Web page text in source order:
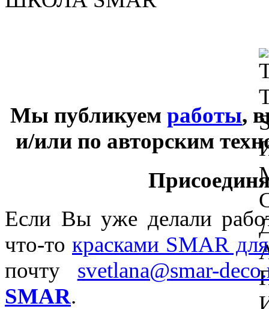
Мы публикуем работы,
и/или по авторским
Если Вы уже делали
что-то красками SMAR
почту svetlana@smar-
SMAR.